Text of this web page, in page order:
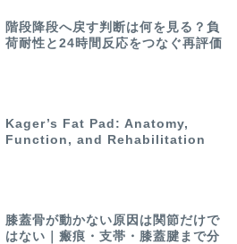
階段降段へ戻す判断は何を見る？負
荷耐性と24時間反応をつなぐ再評価
Kager’s Fat Pad: Anatomy,
Function, and Rehabilitation
膝蓋骨が動かない原因は関節だけで
はない｜瘢痕・支帯・膝蓋腱まで分